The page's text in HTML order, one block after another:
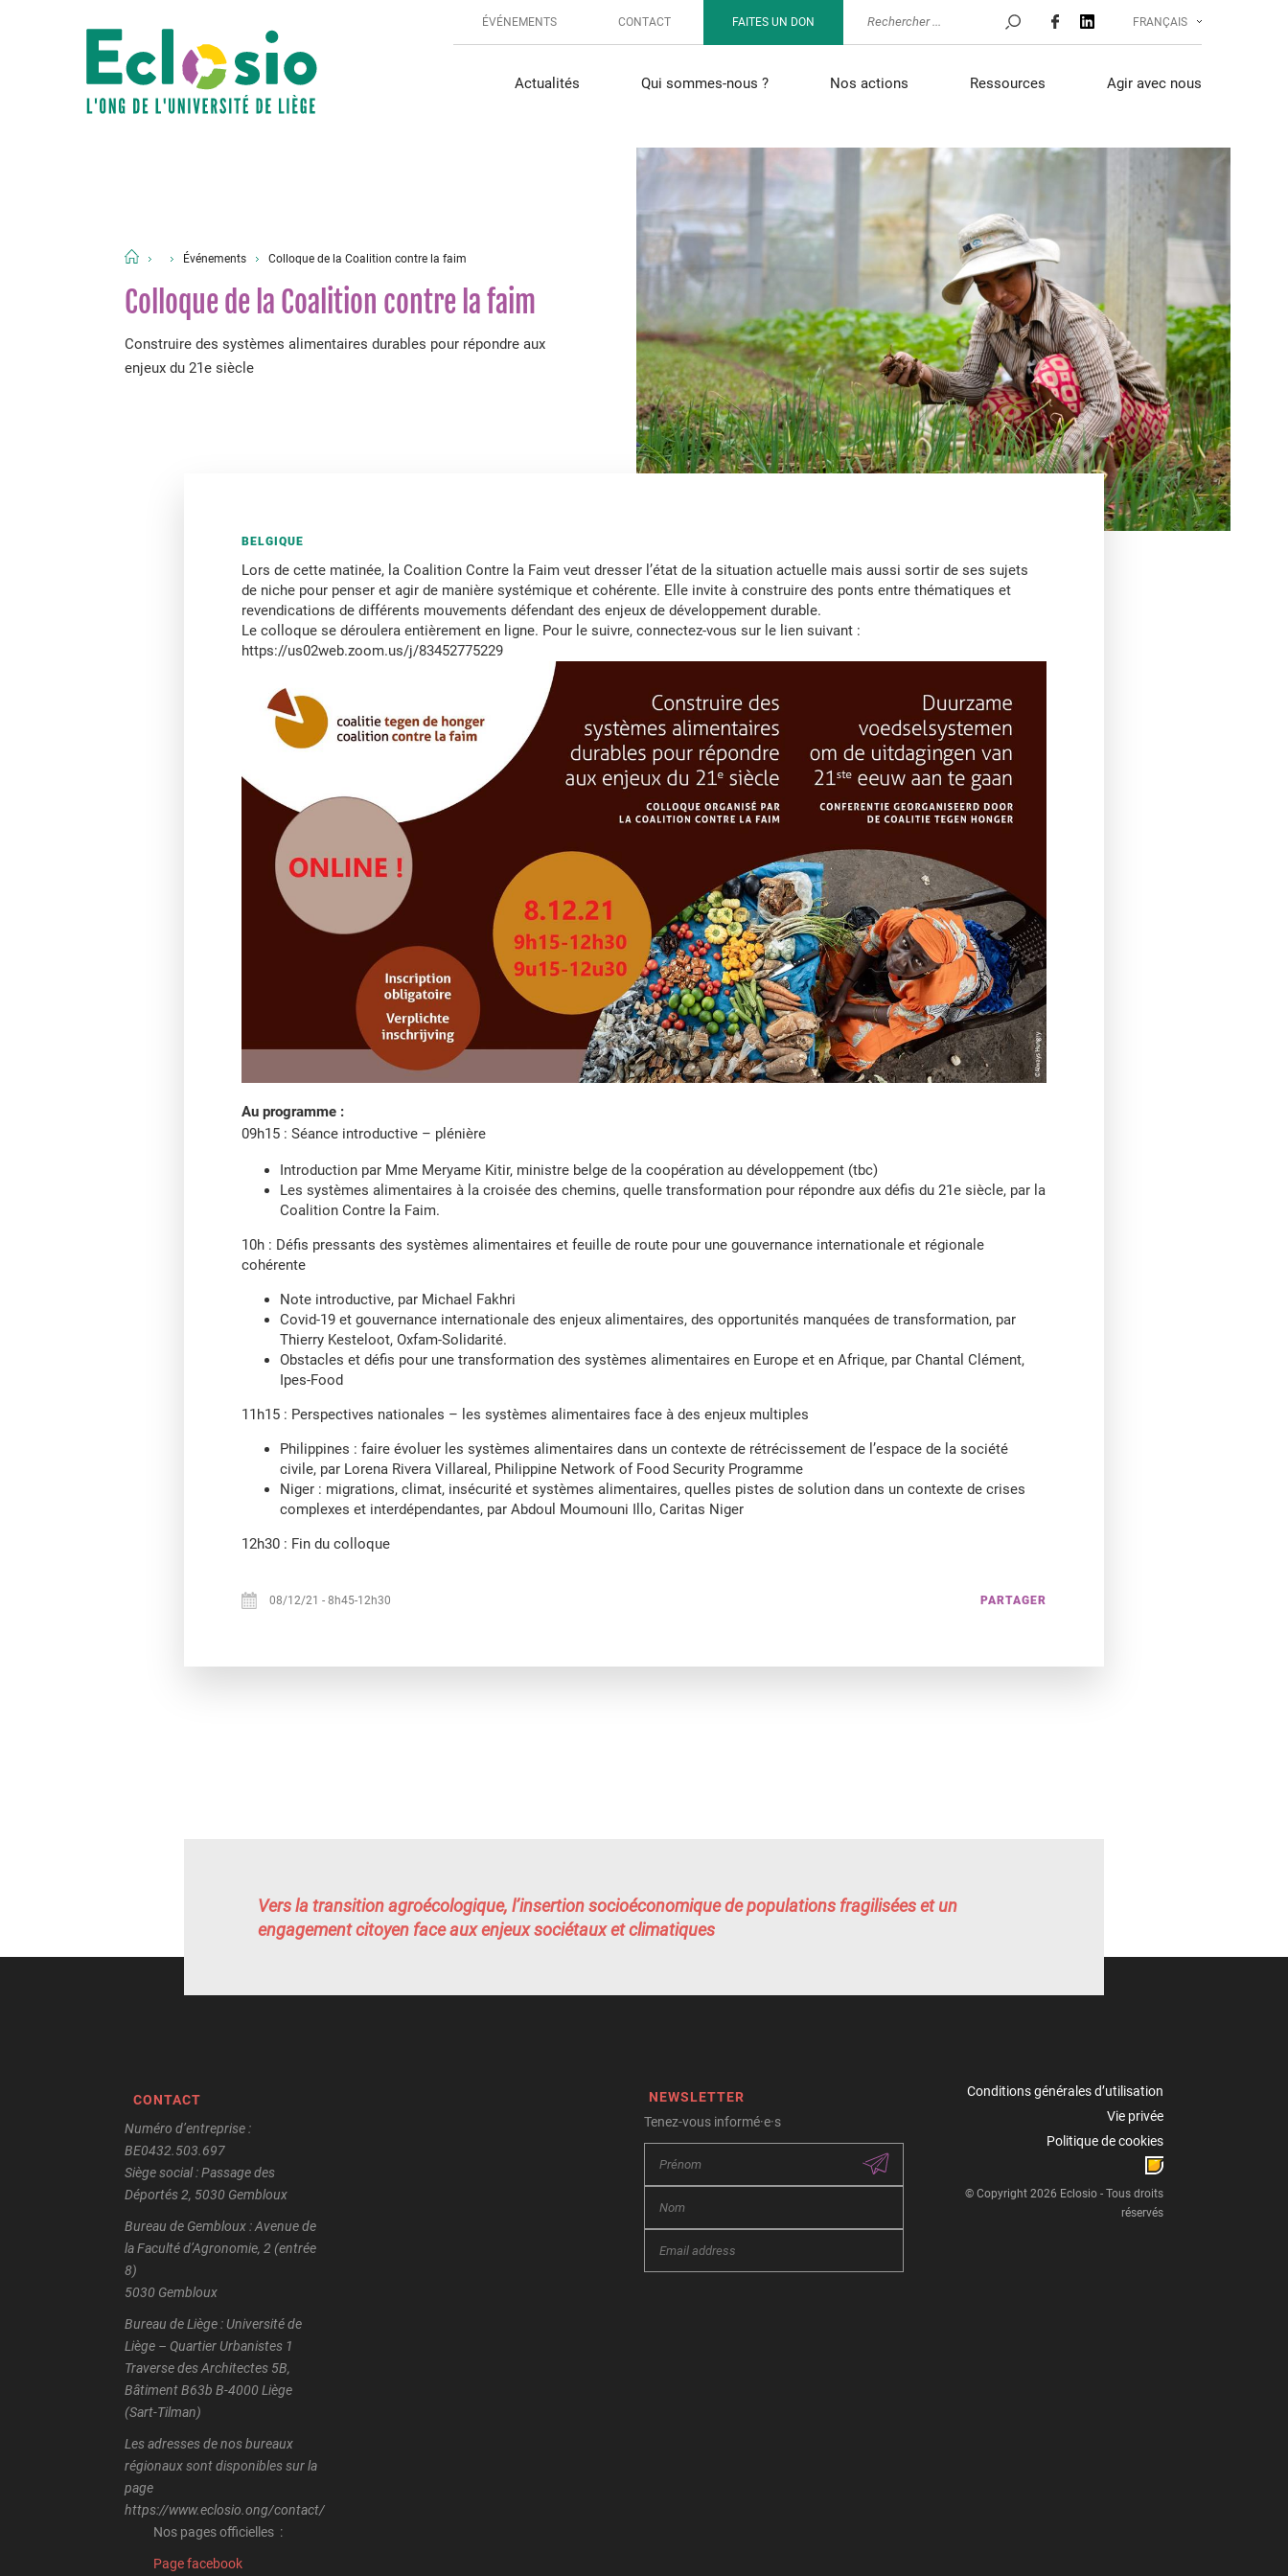
ÉVÉNEMENTS CONTACT FAITES UN DON FRANÇAIS
Actualités Qui sommes-nous ? Nos actions Ressources Agir avec nous
Événements Colloque de la Coalition contre la faim
Colloque de la Coalition contre la faim
Construire des systèmes alimentaires durables pour répondre aux
enjeux du 21e siècle
BELGIQUE
Lors de cette matinée, la Coalition Contre la Faim veut dresser l’état de la situation actuelle mais aussi sortir de ses sujets
de niche pour penser et agir de manière systémique et cohérente. Elle invite à construire des ponts entre thématiques et
revendications de différents mouvements défendant des enjeux de développement durable.
Le colloque se déroulera entièrement en ligne. Pour le suivre, connectez-vous sur le lien suivant :
https://us02web.zoom.us/j/83452775229
Au programme :
09h15 : Séance introductive – plénière
Introduction par Mme Meryame Kitir, ministre belge de la coopération au développement (tbc)
Les systèmes alimentaires à la croisée des chemins, quelle transformation pour répondre aux défis du 21e siècle, par la
Coalition Contre la Faim.
10h : Défis pressants des systèmes alimentaires et feuille de route pour une gouvernance internationale et régionale
cohérente
Note introductive, par Michael Fakhri
Covid-19 et gouvernance internationale des enjeux alimentaires, des opportunités manquées de transformation, par
Thierry Kesteloot, Oxfam-Solidarité.
Obstacles et défis pour une transformation des systèmes alimentaires en Europe et en Afrique, par Chantal Clément,
Ipes-Food
11h15 : Perspectives nationales – les systèmes alimentaires face à des enjeux multiples
Philippines : faire évoluer les systèmes alimentaires dans un contexte de rétrécissement de l’espace de la société
civile, par Lorena Rivera Villareal, Philippine Network of Food Security Programme
Niger : migrations, climat, insécurité et systèmes alimentaires, quelles pistes de solution dans un contexte de crises
complexes et interdépendantes, par Abdoul Moumouni Illo, Caritas Niger
12h30 : Fin du colloque
08/12/21 - 8h45-12h30 PARTAGER
Vers la transition agroécologique, l’insertion socioéconomique de populations fragilisées et un
engagement citoyen face aux enjeux sociétaux et climatiques
CONTACT
Numéro d’entreprise :
BE0432.503.697
Siège social : Passage des
Déportés 2, 5030 Gembloux
Bureau de Gembloux : Avenue de
la Faculté d’Agronomie, 2 (entrée
8)
5030 Gembloux
Bureau de Liège : Université de
Liège – Quartier Urbanistes 1
Traverse des Architectes 5B,
Bâtiment B63b B-4000 Liège
(Sart-Tilman)
Les adresses de nos bureaux
régionaux sont disponibles sur la
page
https://www.eclosio.ong/contact/
Nos pages officielles :
Page facebook
NEWSLETTER
Tenez-vous informé·e·s
Conditions générales d’utilisation
Vie privée
Politique de cookies
© Copyright 2026 Eclosio - Tous droits
réservés